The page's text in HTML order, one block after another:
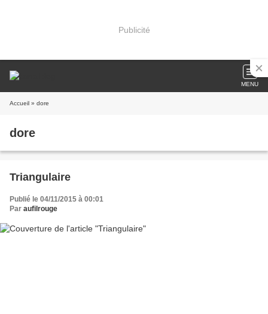
Publicité
MENU
Accueil » dore
dore
Triangulaire
Publié le 04/11/2015 à 00:01
Par aufilrouge